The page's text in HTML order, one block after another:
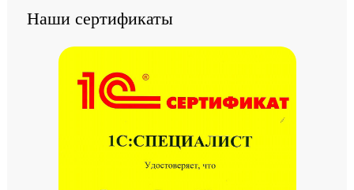
Наши сертификаты